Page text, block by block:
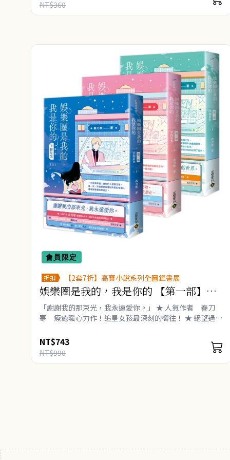
NT$360
會員限定
折扣 【2套7折】高寶小說系列全圖鑑書展
娛樂圈是我的，我是你的 【第一部】予
你星光（上中下套書）
「謝謝我的那束光，我永遠愛你。」 ★ 人氣作者 春刀
寒 療癒暖心力作！追星女孩最深刻的嚮往！ ★ 絕望過後
送給偶像的追星少女 ★ 晉江積分66億..
NT$743
NT$990